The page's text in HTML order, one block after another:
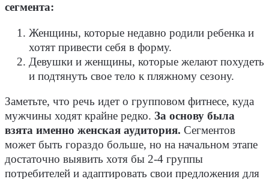
сегмента:
Женщины, которые недавно родили ребенка и
хотят привести себя в форму.
Девушки и женщины, которые желают похудеть
и подтянуть свое тело к пляжному сезону.
Заметьте, что речь идет о групповом фитнесе, куда
мужчины ходят крайне редко. За основу была
взята именно женская аудитория. Сегментов
может быть гораздо больше, но на начальном этапе
достаточно выявить хотя бы 2-4 группы
потребителей и адаптировать свои предложения для